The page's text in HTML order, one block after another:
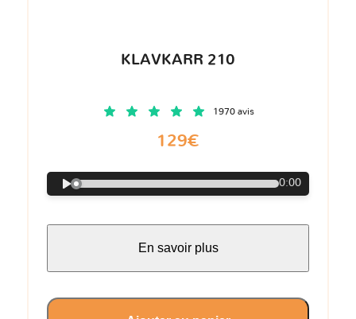
KLAVKARR 210
1970 avis
129€
0:00
En savoir plus